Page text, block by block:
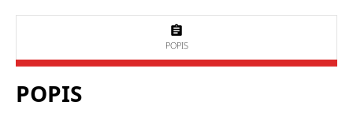
POPIS
POPIS